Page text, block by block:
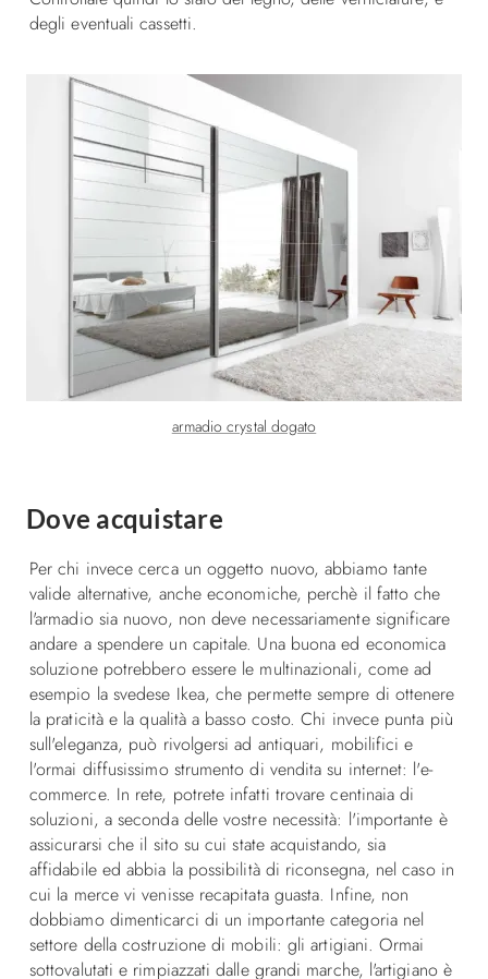
degli eventuali cassetti.
armadio crystal dogato
Dove acquistare
Per chi invece cerca un oggetto nuovo, abbiamo tante
valide alternative, anche economiche, perchè il fatto che
l'armadio sia nuovo, non deve necessariamente significare
andare a spendere un capitale. Una buona ed economica
soluzione potrebbero essere le multinazionali, come ad
esempio la svedese Ikea, che permette sempre di ottenere
la praticità e la qualità a basso costo. Chi invece punta più
sull'eleganza, può rivolgersi ad antiquari, mobilifici e
l'ormai diffusissimo strumento di vendita su internet: l'e-
commerce. In rete, potrete infatti trovare centinaia di
soluzioni, a seconda delle vostre necessità: l'importante è
assicurarsi che il sito su cui state acquistando, sia
affidabile ed abbia la possibilità di riconsegna, nel caso in
cui la merce vi venisse recapitata guasta. Infine, non
dobbiamo dimenticarci di un importante categoria nel
settore della costruzione di mobili: gli artigiani. Ormai
sottovalutati e rimpiazzati dalle grandi marche, l'artigiano è